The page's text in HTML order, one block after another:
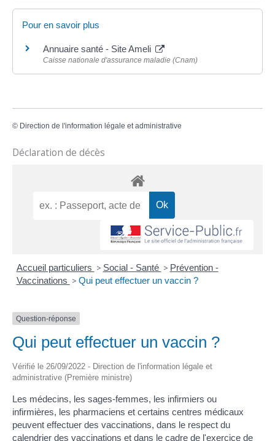
Pour en savoir plus
Annuaire santé - Site Ameli
Caisse nationale d'assurance maladie (Cnam)
© Direction de l'information légale et administrative
Déclaration de décès
Accueil particuliers > Social - Santé > Prévention -
Vaccinations > Qui peut effectuer un vaccin ?
Question-réponse
Qui peut effectuer un vaccin ?
Vérifié le 26/09/2022 - Direction de l'information légale et
administrative (Première ministre)
Les médecins, les sages-femmes, les infirmiers ou
infirmières, les pharmaciens et certains centres médicaux
peuvent effectuer des vaccinations, dans le respect du
calendrier des vaccinations et dans le cadre de l'exercice de